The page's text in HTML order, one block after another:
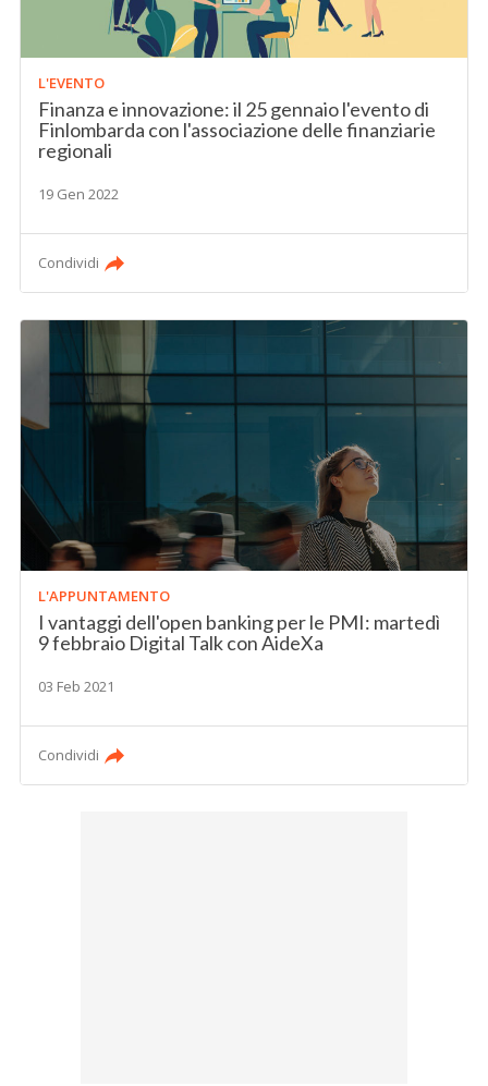
L'EVENTO
Finanza e innovazione: il 25 gennaio l'evento di
Finlombarda con l'associazione delle finanziarie
regionali
19 Gen 2022
Condividi
L'APPUNTAMENTO
I vantaggi dell'open banking per le PMI: martedì
9 febbraio Digital Talk con AideXa
03 Feb 2021
Condividi